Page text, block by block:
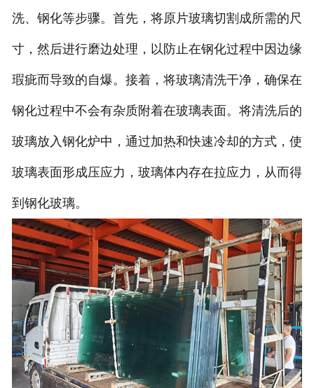
洗、钢化等步骤。首先，将原片玻璃切割成所需的尺
寸，然后进行磨边处理，以防止在钢化过程中因边缘
瑕疵而导致的自爆。接着，将玻璃清洗干净，确保在
钢化过程中不会有杂质附着在玻璃表面。将清洗后的
玻璃放入钢化炉中，通过加热和快速冷却的方式，使
玻璃表面形成压应力，玻璃体内存在拉应力，从而得
到钢化玻璃。